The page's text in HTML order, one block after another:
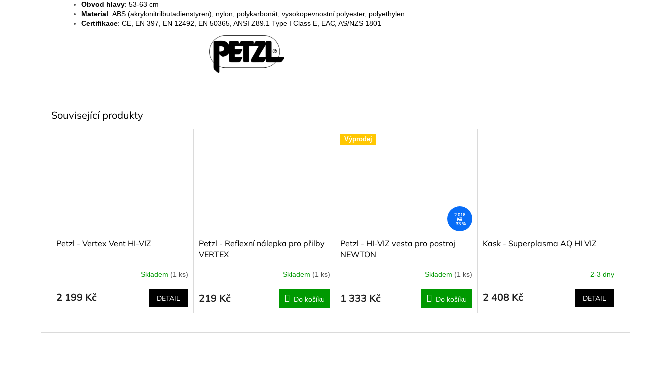
Související produkty
Petzl - Vertex Vent HI-VIZ
Skladem (1 ks)
2 199 Kč DETAIL
Petzl - Reflexní nálepka pro přilby
VERTEX
Skladem (1 ks)
219 Kč Do košíku
Výprodej
2 016
Kč
–33 %
Petzl - HI-VIZ vesta pro postroj
NEWTON
Skladem (1 ks)
1 333 Kč Do košíku
Kask - Superplasma AQ HI VIZ
2-3 dny
2 408 Kč DETAIL
Obvod hlavy: 53-63 cm
Material: ABS (akrylonitrilbutadienstyren), nylon, polykarbonát, vysokopevnostní polyester, polyethylen
Certifikace: CE, EN 397, EN 12492, EN 50365, ANSI Z89.1 Type I Class E, EAC, AS/NZS 1801